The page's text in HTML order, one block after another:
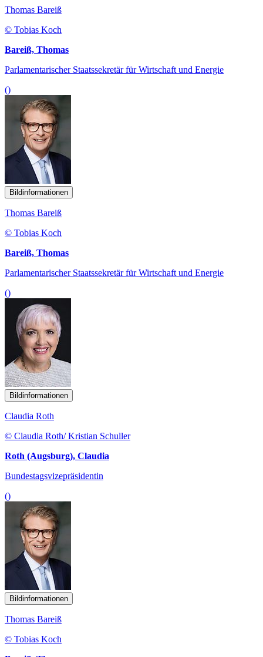
Thomas Bareiß
© Tobias Koch
Bareiß, Thomas
Parlamentarischer Staatssekretär für Wirtschaft und Energie
()
Bildinformationen
Thomas Bareiß
© Tobias Koch
Bareiß, Thomas
Parlamentarischer Staatssekretär für Wirtschaft und Energie
()
Bildinformationen
Claudia Roth
© Claudia Roth/ Kristian Schuller
Roth (Augsburg), Claudia
Bundestagsvizepräsidentin
()
Bildinformationen
Thomas Bareiß
© Tobias Koch